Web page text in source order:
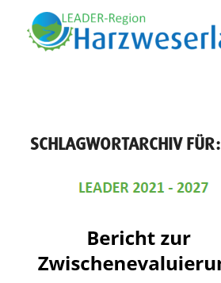
SCHLAGWORTARCHIV FÜR: